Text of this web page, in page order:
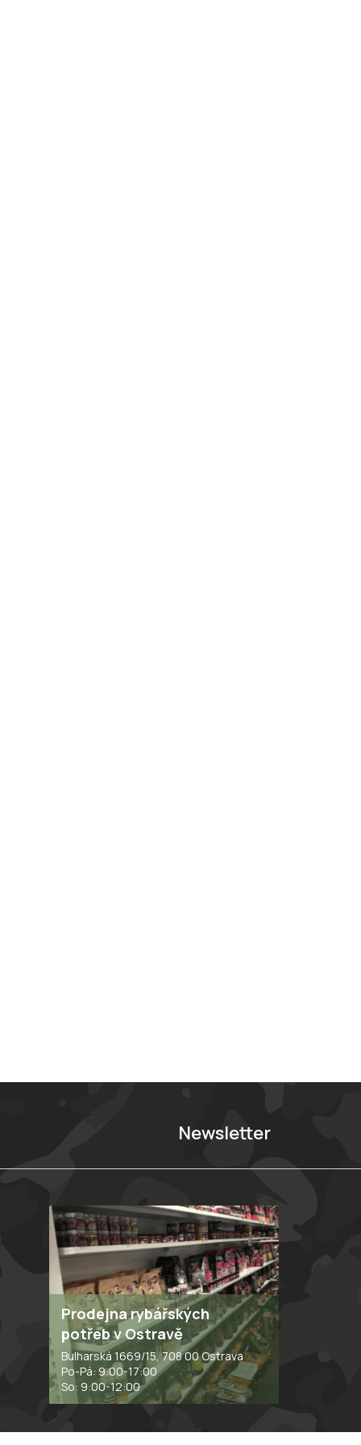
Newsletter
Prodejna rybářských
potřeb v Ostravě
Bulharská 1669/15, 708 00 Ostrava
Po-Pá: 9:00-17:00
So: 9:00-12:00